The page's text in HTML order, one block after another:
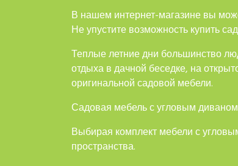
В нашем интернет-магазине вы
Не упустите возможность купить
Теплые летние дни большинство
отдыха в дачной беседке, на
оригинальной садовой мебели.
Садовая мебель с угловым диваном
Выбирая комплект мебели с
пространства.